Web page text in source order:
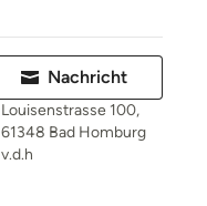
Nachricht
Louisenstrasse 100,
61348 Bad Homburg
v.d.h